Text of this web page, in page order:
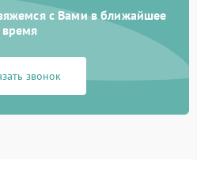
с Вами в ближайшее
время
звонок